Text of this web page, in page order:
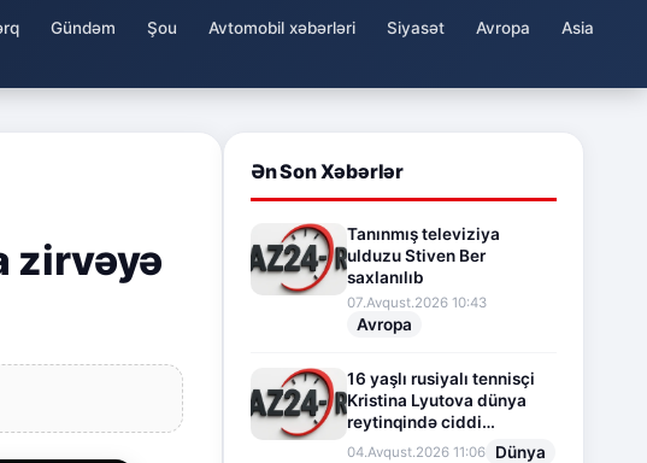
Gündəm Şou Avtomobil xəbərləri Siyasət Avropa
Asia
zirvəyə
Ən Son Xəbərlər
Tanınmış televiziya
ulduzu Stiven Ber
saxlanılıb
07.Avqust.2026 10:43
Avropa
16 yaşlı rusiyalı tennisçi
Kristina Lyutova dünya
reytinqində ciddi
irəliləyişə imza atdı
04.Avqust.2026 11:06 Dünya